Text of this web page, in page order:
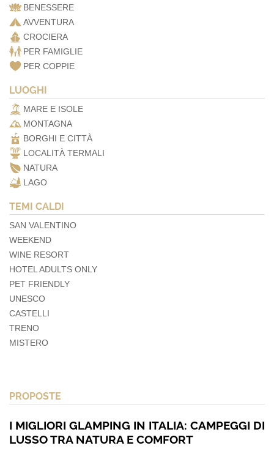
BENESSERE
AVVENTURA
CROCIERA
PER FAMIGLIE
PER COPPIE
LUOGHI
MARE E ISOLE
MONTAGNA
BORGHI E CITTÀ
LOCALITÀ TERMALI
NATURA
LAGO
TEMI CALDI
SAN VALENTINO
WEEKEND
WINE RESORT
HOTEL ADULTS ONLY
PET FRIENDLY
UNESCO
CASTELLI
TRENO
MISTERO
PROPOSTE
I MIGLIORI GLAMPING IN ITALIA: CAMPEGGI DI
LUSSO TRA NATURA E COMFORT